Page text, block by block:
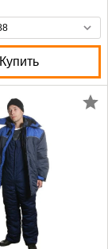
Купить